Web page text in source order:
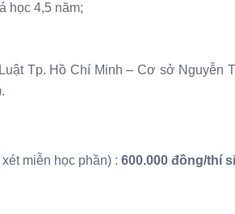
học 4,5 năm;
Tp. Hồ Chí Minh – Cơ sở Nguyễn
miễn học phần) : 600.000 đồng/thí